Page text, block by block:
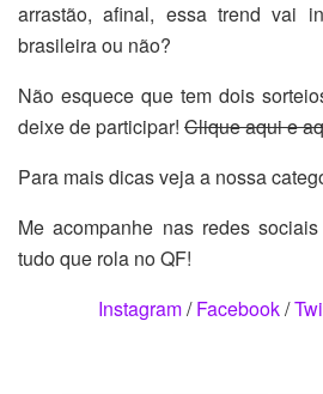
arrastão, afinal, essa trend vai
brasileira ou não?
Não esquece que tem dois
deixe de participar! Clique aqui e
Para mais dicas veja a nossa
Me acompanhe nas redes
tudo que rola no QF!
Instagram/Facebook/